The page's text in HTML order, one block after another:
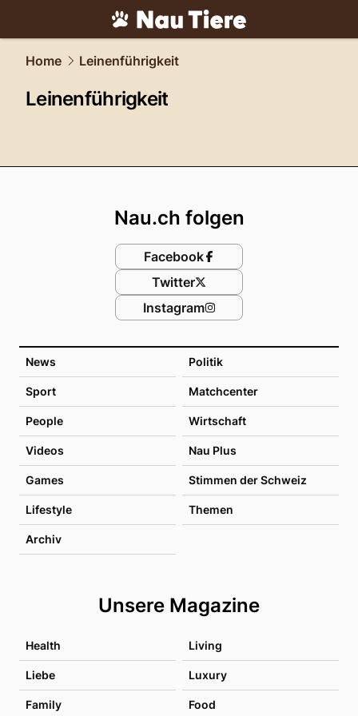
tiere.NAU.ch
Home Leinenführigkeit
Leinenführigkeit
News Politik
Sport Matchcenter
People Wirtschaft
Videos Nau Plus
Games Stimmen der Schweiz
Lifestyle Themen
Archiv
Unsere Magazine
Health Living
Liebe Luxury
Family Food
Nau.ch folgen
Facebook
Twitter
Instagram